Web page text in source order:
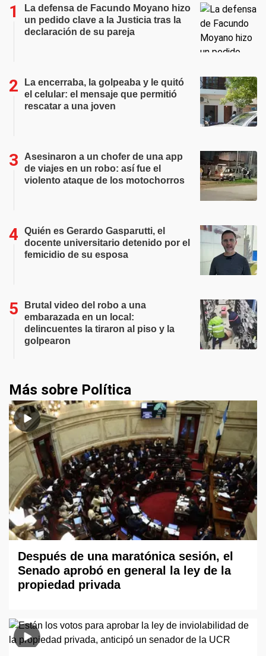
La defensa de Facundo Moyano hizo
un pedido clave a la Justicia tras la
declaración de su pareja
La encerraba, la golpeaba y le quitó
el celular: el mensaje que permitió
rescatar a una joven
Asesinaron a un chofer de una app
de viajes en un robo: así fue el
violento ataque de los motochorros
Quién es Gerardo Gasparutti, el
docente universitario detenido por el
femicidio de su esposa
Brutal video del robo a una
embarazada en un local:
delincuentes la tiraron al piso y la
golpearon
Más sobre Política
Después de una maratónica sesión, el
Senado aprobó en general la ley de la
propiedad privada